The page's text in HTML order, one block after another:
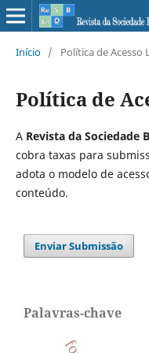
Início / Política de Acesso
Política de
A Revista da Sociedade
cobra taxas para
adota o modelo de
conteúdo.
Enviar Submissão
Palavras-chave